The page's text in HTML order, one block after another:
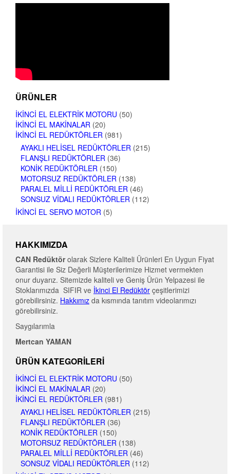
ÜRÜNLER
İKINCI EL ELEKTRIK MOTORU (50)
İKINCI EL MAKINALAR (20)
İKINCI EL REDÜKTÖRLER (981)
AYAKLI HELISEL REDÜKTÖRLER (215)
FLANŞLI REDÜKTÖRLER (36)
KONIK REDÜKTÖRLER (150)
MOTORSUZ REDÜKTÖRLER (138)
PARALEL MILLI REDÜKTÖRLER (46)
SONSUZ VIDALI REDÜKTÖRLER (112)
İKINCI EL SERVO MOTOR (5)
HAKKIMIZDA
CAN Redüktörolarak Sizlere Kaliteli Ürünleri En Uygun Fiyat
Garantisi ile Siz Değerli Müşterilerimize Hizmet vermekten
onur duyarız. Sitemizde kaliteli ve Geniş Ürün Yelpazesi ile
Stoklarımızda SIFIR ve İkinci El Redüktör çeşitlerimizi
görebilirsiniz. Hakkımız da kısmında tanıtım videolarımızı
görebilirsiniz.
Saygılarımla
Mertcan YAMAN
ÜRÜN KATEGORILERI
İKINCI EL ELEKTRIK MOTORU (50)
İKINCI EL MAKINALAR (20)
İKINCI EL REDÜKTÖRLER (981)
AYAKLI HELISEL REDÜKTÖRLER (215)
FLANŞLI REDÜKTÖRLER (36)
KONIK REDÜKTÖRLER (150)
MOTORSUZ REDÜKTÖRLER (138)
PARALEL MILLI REDÜKTÖRLER (46)
SONSUZ VIDALI REDÜKTÖRLER (112)